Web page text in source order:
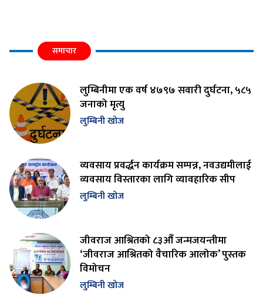
समाचार
लुम्बिनीमा एक वर्ष ४७९७ सवारी दुर्घटना, ५८५
जनाको मृत्यु
लुम्बिनी खोज
व्यवसाय प्रवर्द्धन कार्यक्रम सम्पन्न, नवउद्यमीलाई
व्यवसाय विस्तारका लागि व्यावहारिक सीप
लुम्बिनी खोज
जीवराज आश्रितको ८३औँ जन्मजयन्तीमा
‘जीवराज आश्रितको वैचारिक आलोक’ पुस्तक
विमोचन
लुम्बिनी खोज